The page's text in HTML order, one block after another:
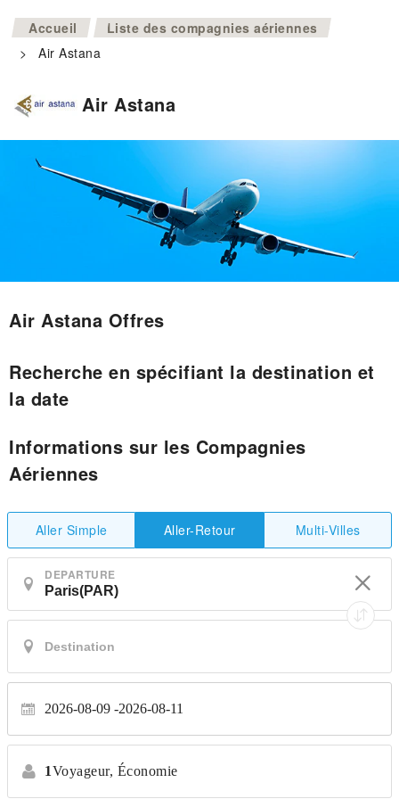
Accueil >
Liste des compagnies aériennes
>
Air Astana
Air Astana
Air Astana Offres
Recherche en spécifiant la destination et
la date
Informations sur les Compagnies
Aériennes
Aller Simple Aller-Retour Multi-Villes
DEPARTURE
2026-08-09 2026-08-11
1Voyageur, Économie